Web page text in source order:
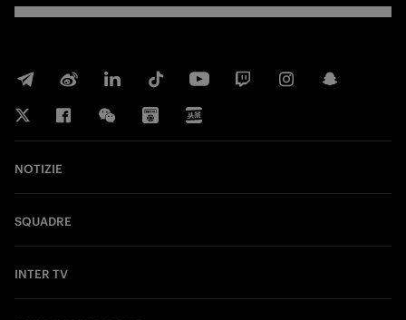
NOTIZIE
SQUADRE
INTER TV